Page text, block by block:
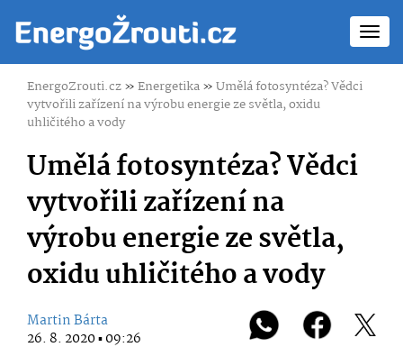
EnergoZrouti.cz»Energetika»Umělá fotosyntéza? Vědci
vytvořili zařízení na výrobu energie ze světla, oxidu
uhličitého a vody
Umělá fotosyntéza? Vědci
vytvořili zařízení na
výrobu energie ze světla,
oxidu uhličitého a vody
Martin Bárta
26. 8. 2020 ▪ 09:26